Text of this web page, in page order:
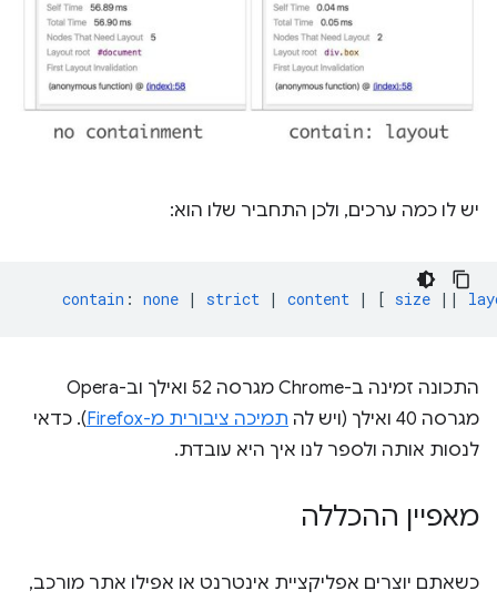
יש לו כמה ערכים, ולכן התחביר שלו הוא:
contain : none | strict | content | [ size ||
התכונה זמינה ב-Chrome מגרסה 52 ואילך וב-Opera
מגרסה 40 ואילך (ויש לה
תמיכה ציבורית מ-Firefox
). כדאי
לנסות אותה ולספר לנו איך היא עובדת.
מאפיין ההכללה
כשאתם יוצרים אפליקציית אינטרנט או אפילו אתר מורכב,